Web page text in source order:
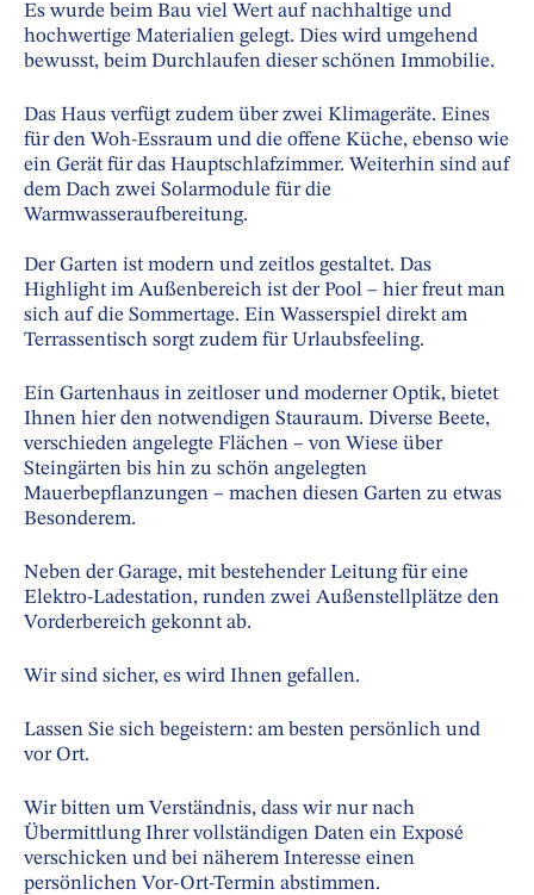
Es wurde beim Bau viel Wert auf nachhaltige und
hochwertige Materialien gelegt. Dies wird umgehend
bewusst, beim Durchlaufen dieser schönen Immobilie.
Das Haus verfügt zudem über zwei Klimageräte. Eines
für den Woh-Essraum und die offene Küche, ebenso wie
ein Gerät für das Hauptschlafzimmer. Weiterhin sind auf
dem Dach zwei Solarmodule für die
Warmwasseraufbereitung.
Der Garten ist modern und zeitlos gestaltet. Das
Highlight im Außenbereich ist der Pool – hier freut man
sich auf die Sommertage. Ein Wasserspiel direkt am
Terrassentisch sorgt zudem für Urlaubsfeeling.
Ein Gartenhaus in zeitloser und moderner Optik, bietet
Ihnen hier den notwendigen Stauraum. Diverse Beete,
verschieden angelegte Flächen – von Wiese über
Steingärten bis hin zu schön angelegten
Mauerbepflanzungen – machen diesen Garten zu etwas
Besonderem.
Neben der Garage, mit bestehender Leitung für eine
Elektro-Ladestation, runden zwei Außenstellplätze den
Vorderbereich gekonnt ab.
Wir sind sicher, es wird Ihnen gefallen.
Lassen Sie sich begeistern: am besten persönlich und
vor Ort.
Wir bitten um Verständnis, dass wir nur nach
Übermittlung Ihrer vollständigen Daten ein Exposé
verschicken und bei näherem Interesse einen
persönlichen Vor-Ort-Termin abstimmen.